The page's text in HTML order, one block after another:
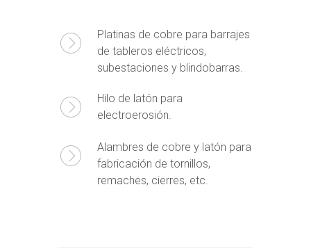
Platinas de cobre para barrajes
de tableros eléctricos,
subestaciones y blindobarras.
Hilo de latón para
electroerosión.
Alambres de cobre y latón para
fabricación de tornillos,
remaches, cierres, etc.